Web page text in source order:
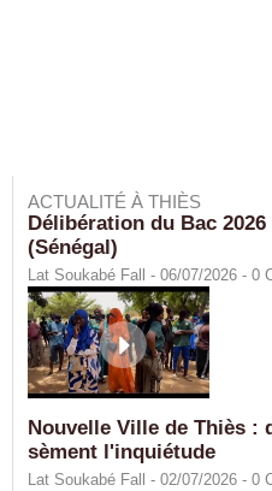
ACTUALITÉ À THIÈS
Délibération du Bac
(Sénégal)
Lat Soukabé Fall - 06/07/2026 - 0
Nouvelle Ville de Thiès :
sèment l'inquiétude
Lat Soukabé Fall - 02/07/2026 - 0